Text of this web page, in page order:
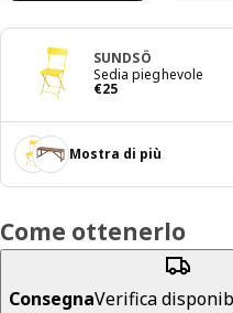
SUNDSÖ
Sedia pieghevole
€25
Prezzo € 25
Mostra di più
Come ottenerlo
ConsegnaVerifica